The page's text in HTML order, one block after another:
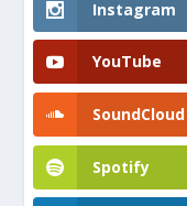
Instagram
YouTube
SoundCloud
Spotify